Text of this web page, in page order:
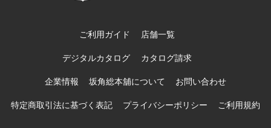
ご利用ガイド 店舗一覧
デジタルカタログ カタログ請求
企業情報 坂角総本舖について お問い合わせ
特定商取引法に基づく表記 プライバシーポリシー ご利用規約